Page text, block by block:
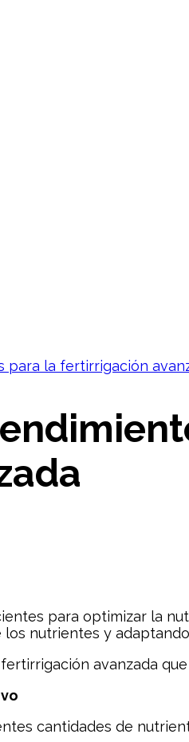
para optimizar la
nutrientes y
avanzada
cantidades de